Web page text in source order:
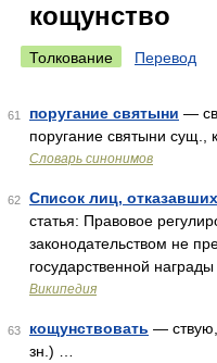
кощунство
Толкование Перевод
61 поругание святыни —
поругание святыни сущ.,
Словарь синонимов
62 Список лиц,
статья: Правовое
законодательством не
государственной
Википедия
63 кощунствовать — ствую,
зн.) …